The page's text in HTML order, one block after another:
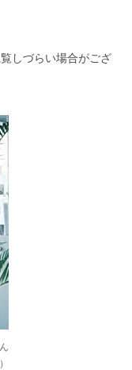
しづらい場合がござ